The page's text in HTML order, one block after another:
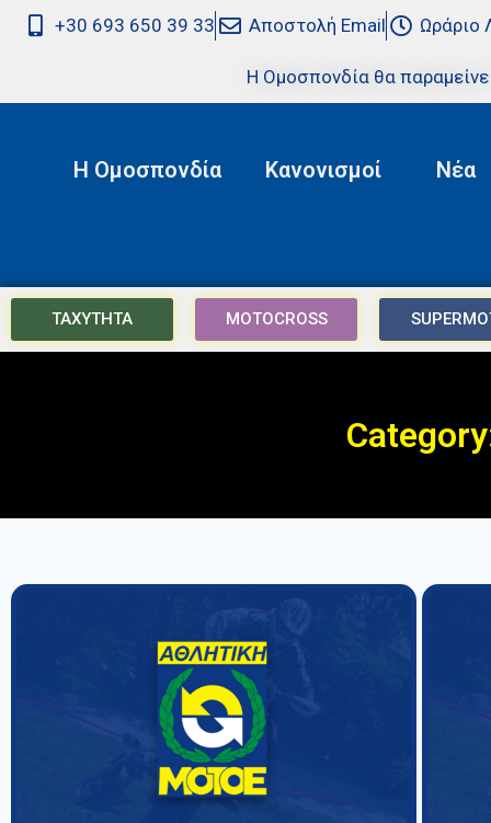
+30 693 650 39 33 Αποστολή Email Ωράριο
Η Ομοσπονδία θα
Η Ομοσπονδία Κανονισμοί Νέα
ΤΑΧΥΤΗΤΑ MOTOCROSS